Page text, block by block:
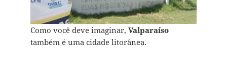
Como você deve imaginar, Valparaíso
também é uma cidade litorânea.